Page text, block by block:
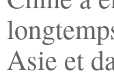
Asie et